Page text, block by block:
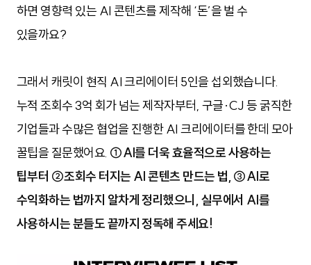
하면 영향력 있는 AI 콘텐츠를 제작해 ‘돈’을 벌 수
있을까요?
그래서 캐릿이 현직 AI 크리에이터 5인을 섭외했습니다.
누적 조회수 3억 회가 넘는 제작자부터, 구글·CJ 등 굵직한
기업들과 수많은 협업을 진행한 AI 크리에이터를 한데 모아
꿀팁을 질문했어요. ①AI를 더욱 효율적으로 사용하는
팁부터 ②조회수 터지는 AI 콘텐츠 만드는 법, ③AI로
수익화하는 법까지 알차게 정리했으니, 실무에서 AI를
사용하시는 분들도 끝까지 정독해 주세요!